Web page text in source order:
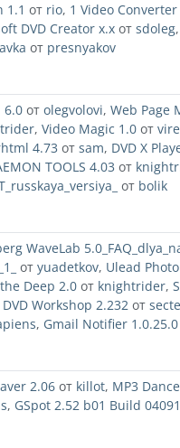
1.1 от rio, 1 Video Converter
DVD Creator x.x от sdoleg,
от presnyakov
6.0 от olegvolovi, Web Page
, Video Magic 1.0 от vire
4.73 от sam, DVD X
TOOLS 4.03 от
от bolik
WaveLab
от yuadetkov, Ulead Photo
Deep 2.0 от knightrider,
Workshop 2.232 от
, Gmail Notifier 1.0.25.0
2.06 от killot, MP3
, GSpot 2.52 b01 Build